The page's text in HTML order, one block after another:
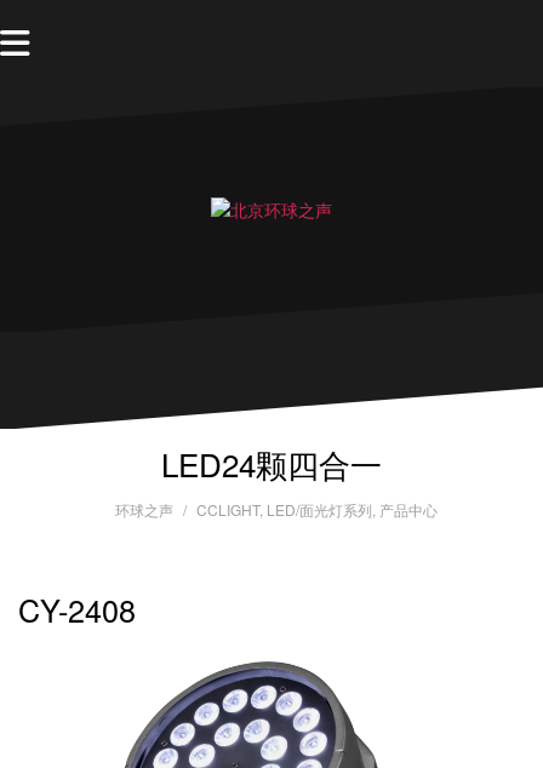
LED24颗四合一
环球之声 CCLIGHT, LED/面光灯系列 产品中心
CY-2408